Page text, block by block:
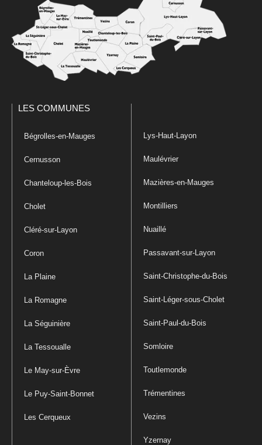
LES COMMUNES
Bégrolles-en-Mauges
Cernusson
Chanteloup-les-Bois
Cholet
Cléré-sur-Layon
Coron
La Plaine
La Romagne
La Séguinière
La Tessoualle
Le May-sur-Èvre
Le Puy-Saint-Bonnet
Les Cerqueux
Lys-Haut-Layon
Maulévrier
Mazières-en-Mauges
Montilliers
Nuaillé
Passavant-sur-Layon
Saint-Christophe-du-Bois
Saint-Léger-sous-Cholet
Saint-Paul-du-Bois
Somloire
Toutlemonde
Trémentines
Vezins
Yzernay